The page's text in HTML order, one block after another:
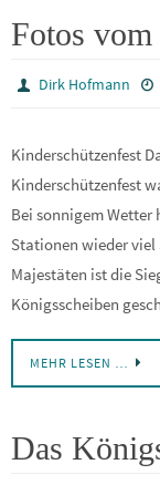
Fotos vom
Dirk Hofmann
Kinderschützenfest
Kinderschützenfest
Bei sonnigem Wetter
Stationen wieder
Majestäten ist die
Königsscheiben
MEHR LESEN …
Das